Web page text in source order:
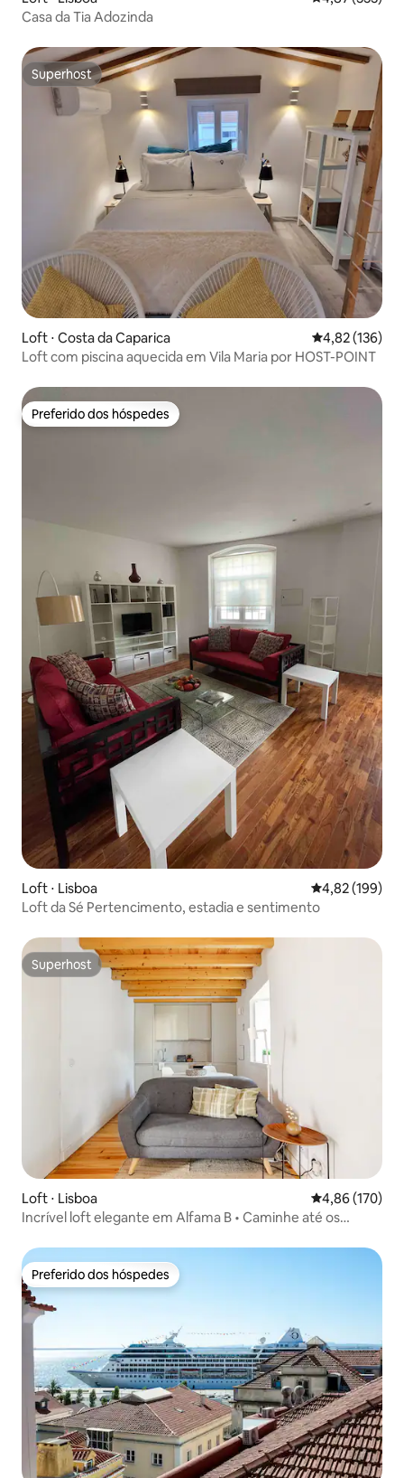
Casa da Tia Adozinda
Superhost
Superhost
Loft ⋅ Costa da Caparica 4,82 de uma
4,82 (136)
Loft com piscina aquecida em Vila Maria por HOST-POINT
Preferido dos hóspedes
Preferido dos hóspedes
Loft ⋅ Lisboa 4,82 de uma
4,82 (199)
Loft da Sé Pertencimento, estadia e sentimento
Superhost
Superhost
Loft ⋅ Lisboa 4,86 de uma
4,86 (170)
Incrível loft elegante em Alfama B • Caminhe até os
Preferido dos hóspedes
Preferido dos hóspedes